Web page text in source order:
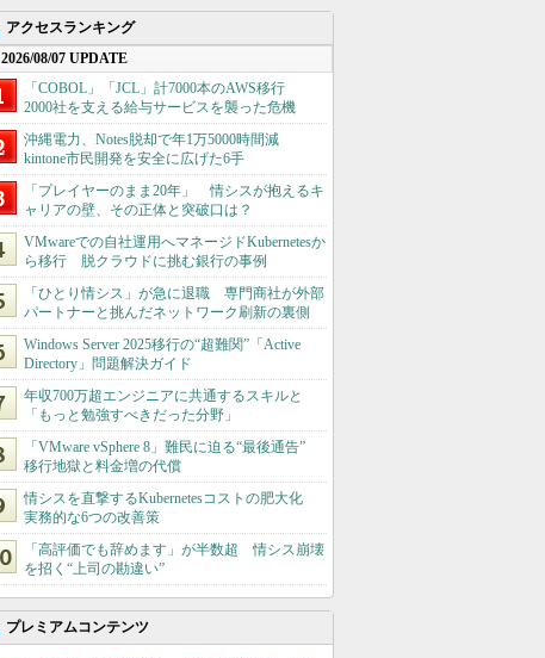
アクセスランキング
2026/08/07 UPDATE
「COBOL」「JCL」計7000本のAWS移行
2000社を支える給与サービスを襲った危機
沖縄電力、Notes脱却で年1万5000時間減
kintone市民開発を安全に広げた6手
「プレイヤーのまま20年」 情シスが抱えるキ
ャリアの壁、その正体と突破口は？
VMwareでの自社運用へマネージドKubernetesか
ら移行 脱クラウドに挑む銀行の事例
「ひとり情シス」が急に退職 専門商社が外部
パートナーと挑んだネットワーク刷新の裏側
Windows Server 2025移行の“超難関”「Active
Directory」問題解決ガイド
年収700万超エンジニアに共通するスキルと
「もっと勉強すべきだった分野」
「VMware vSphere 8」難民に迫る“最後通告”
移行地獄と料金増の代償
情シスを直撃するKubernetesコストの肥大化
実務的な6つの改善策
「高評価でも辞めます」が半数超 情シス崩壊
を招く“上司の勘違い”
プレミアムコンテンツ